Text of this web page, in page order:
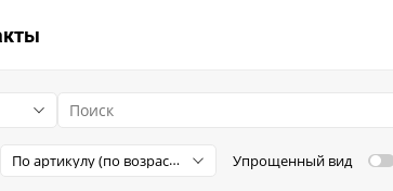
По артикулу (по возрастанию) Упрощенный вид